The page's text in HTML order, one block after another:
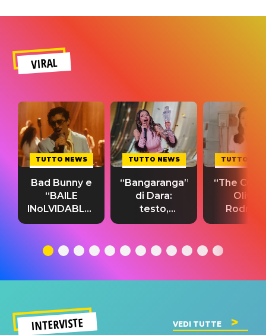
VIRAL
TUTTO NEWS
Bad Bunny e
“BAILE
INoLVIDABLE”:
testo,
significato
TUTTO NEWS
“Bangaranga”
di Dara:
testo,
traduzione e
del singolo
TUTTO
“The
Olivia
testo,
INTERVISTE VEDI TUTTE